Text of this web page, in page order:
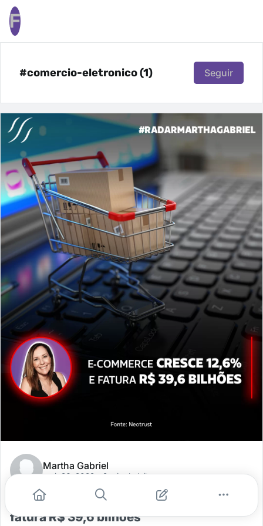
F
#comercio-eletronico (1) Seguir
Martha Gabriel
mai. 26, 2022- 2 min de leitura
E-commerce brasileiro cresce 12,6% e
fatura R$ 39,6 bilhões